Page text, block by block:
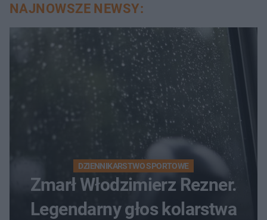
NAJNOWSZE NEWSY:
DZIENNIKARSTWO SPORTOWE
Zmarł Włodzimierz Rezner.
Legendarny głos kolarstwa